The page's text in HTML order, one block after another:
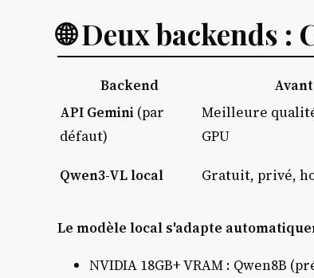
🌐 Deux backends :
Backend
API Gemini (par
défaut)
Meilleure
GPU
Qwen3-VL local Gratuit, privé,
Le modèle local s'adapte
NVIDIA 18GB+ VRAM : Qwen8B